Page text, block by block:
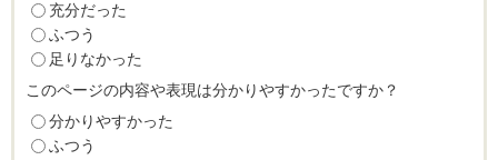
充分だった
ふつう
足りなかった
このページの内容や表現は分かりやすかったですか？
分かりやすかった
ふつう